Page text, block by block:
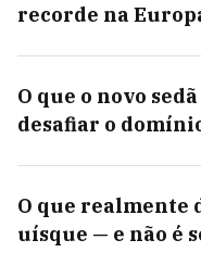
recorde na
O que o novo
desafiar o
O que realmente
uísque — e não é